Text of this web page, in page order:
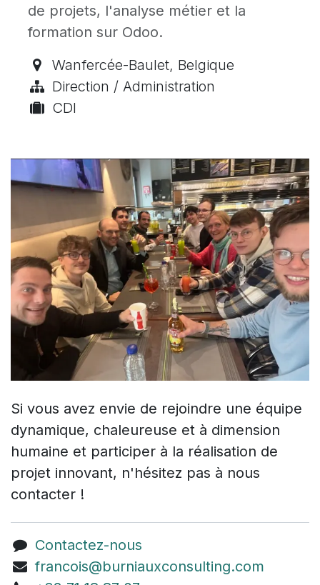
de projets, l'analyse métier et la
formation sur Odoo.
Wanfercée-Baulet, Belgique
Direction / Administration
CDI
Si vous avez envie de rejoindre une équipe
dynamique, chaleureuse et à dimension
humaine et participer à la réalisation de
projet innovant, n'hésitez pas à nous
contacter !
Contactez-nous
francois@burniauxconsulting.com